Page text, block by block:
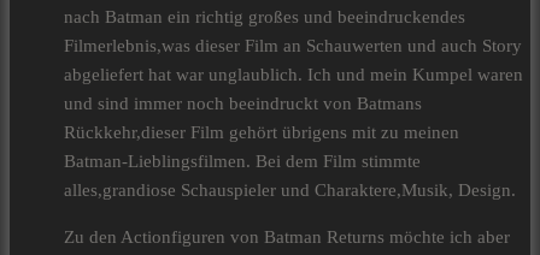
nach Batman ein richtig großes und beeindruckendes
Filmerlebnis,was dieser Film an Schauwerten und auch Story
abgeliefert hat war unglaublich. Ich und mein Kumpel waren
und sind immer noch beeindruckt von Batmans
Rückkehr,dieser Film gehört übrigens mit zu meinen
Batman-Lieblingsfilmen. Bei dem Film stimmte
alles,grandiose Schauspieler und Charaktere,Musik, Design.
Zu den Actionfiguren von Batman Returns möchte ich aber